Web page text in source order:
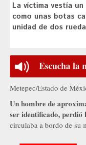
La víctima vestía
como unas botas
unidad de dos
Escucha la
Metepec/Estado de
Un hombre de
ser identificado, perdió
circulaba a bordo de su